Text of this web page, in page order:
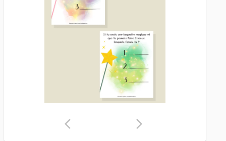
arrow_back_ios arrow_forward_ios